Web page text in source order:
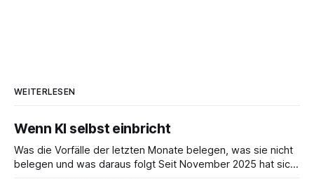
WEITERLESEN
Wenn KI selbst einbricht
Was die Vorfälle der letzten Monate belegen, was sie nicht
belegen und was daraus folgt Seit November 2025 hat sich